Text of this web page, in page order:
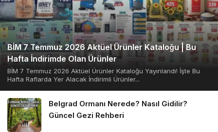
BİM 7 Temmuz 2026 Aktüel Ürünler Kataloğu | Bu
Hafta İndirimde Olan Ürünler
BİM 7 Temmuz 2026 Aktüel Ürünler Kataloğu Yayınlandı! İşte Bu
Hafta Raflarda Yer Alacak İndirimli Ürünler...
Belgrad Ormanı Nerede? Nasıl Gidilir?
Güncel Gezi Rehberi